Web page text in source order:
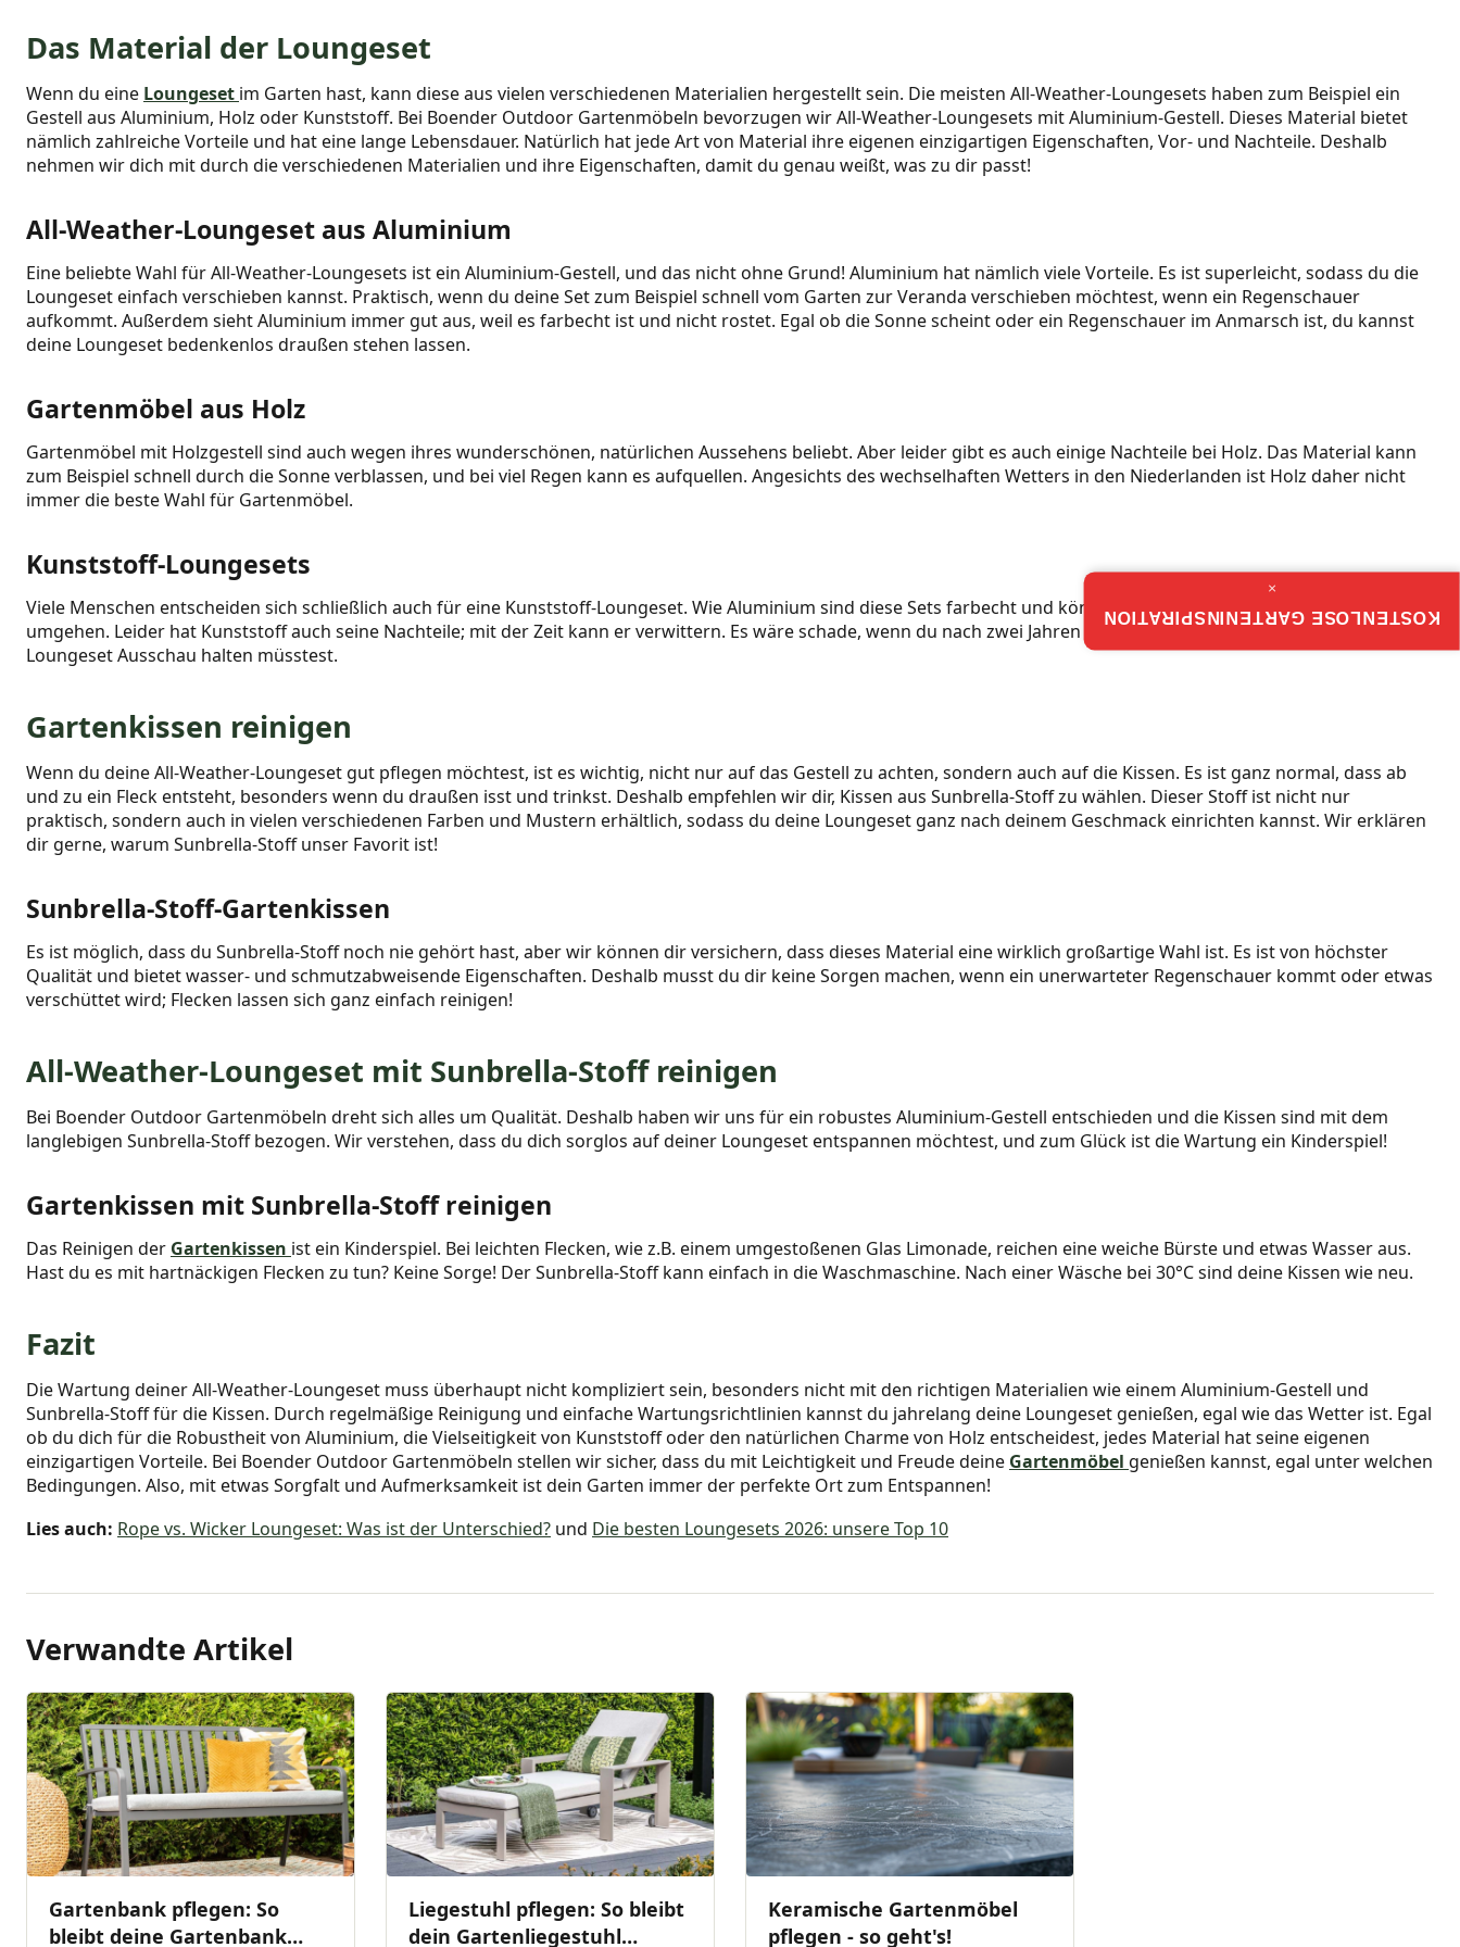
Das Material der Loungeset
Wenn du eine Loungeset im Garten hast, kann diese aus vielen verschiedenen Materialien hergestellt sein. Die meisten All-Weather-Loungesets haben zum Beispiel ein
Gestell aus Aluminium, Holz oder Kunststoff. Bei Boender Outdoor Gartenmöbeln bevorzugen wir All-Weather-Loungesets mit Aluminium-Gestell. Dieses Material bietet
nämlich zahlreiche Vorteile und hat eine lange Lebensdauer. Natürlich hat jede Art von Material ihre eigenen einzigartigen Eigenschaften, Vor- und Nachteile. Deshalb
nehmen wir dich mit durch die verschiedenen Materialien und ihre Eigenschaften, damit du genau weißt, was zu dir passt!
All-Weather-Loungeset aus Aluminium
Eine beliebte Wahl für All-Weather-Loungesets ist ein Aluminium-Gestell, und das nicht ohne Grund! Aluminium hat nämlich viele Vorteile. Es ist superleicht, sodass du die
Loungeset einfach verschieben kannst. Praktisch, wenn du deine Set zum Beispiel schnell vom Garten zur Veranda verschieben möchtest, wenn ein Regenschauer
aufkommt. Außerdem sieht Aluminium immer gut aus, weil es farbecht ist und nicht rostet. Egal ob die Sonne scheint oder ein Regenschauer im Anmarsch ist, du kannst
deine Loungeset bedenkenlos draußen stehen lassen.
Gartenmöbel aus Holz
Gartenmöbel mit Holzgestell sind auch wegen ihres wunderschönen, natürlichen Aussehens beliebt. Aber leider gibt es auch einige Nachteile bei Holz. Das Material kann
zum Beispiel schnell durch die Sonne verblassen, und bei viel Regen kann es aufquellen. Angesichts des wechselhaften Wetters in den Niederlanden ist Holz daher nicht
immer die beste Wahl für Gartenmöbel.
Kunststoff-Loungesets
Viele Menschen entscheiden sich schließlich auch für eine Kunststoff-Loungeset. Wie Aluminium sind diese Sets farbecht und können mit kräftigen Regenschauern
umgehen. Leider hat Kunststoff auch seine Nachteile; mit der Zeit kann er verwittern. Es wäre schade, wenn du nach zwei Jahren schon wieder nach einer neuen
Loungeset Ausschau halten müsstest.
Gartenkissen reinigen
Wenn du deine All-Weather-Loungeset gut pflegen möchtest, ist es wichtig, nicht nur auf das Gestell zu achten, sondern auch auf die Kissen. Es ist ganz normal, dass ab
und zu ein Fleck entsteht, besonders wenn du draußen isst und trinkst. Deshalb empfehlen wir dir, Kissen aus Sunbrella-Stoff zu wählen. Dieser Stoff ist nicht nur
praktisch, sondern auch in vielen verschiedenen Farben und Mustern erhältlich, sodass du deine Loungeset ganz nach deinem Geschmack einrichten kannst. Wir erklären
dir gerne, warum Sunbrella-Stoff unser Favorit ist!
Sunbrella-Stoff-Gartenkissen
Es ist möglich, dass du Sunbrella-Stoff noch nie gehört hast, aber wir können dir versichern, dass dieses Material eine wirklich großartige Wahl ist. Es ist von höchster
Qualität und bietet wasser- und schmutzabweisende Eigenschaften. Deshalb musst du dir keine Sorgen machen, wenn ein unerwarteter Regenschauer kommt oder etwas
verschüttet wird; Flecken lassen sich ganz einfach reinigen!
All-Weather-Loungeset mit Sunbrella-Stoff reinigen
Bei Boender Outdoor Gartenmöbeln dreht sich alles um Qualität. Deshalb haben wir uns für ein robustes Aluminium-Gestell entschieden und die Kissen sind mit dem
langlebigen Sunbrella-Stoff bezogen. Wir verstehen, dass du dich sorglos auf deiner Loungeset entspannen möchtest, und zum Glück ist die Wartung ein Kinderspiel!
Gartenkissen mit Sunbrella-Stoff reinigen
Das Reinigen der Gartenkissen ist ein Kinderspiel. Bei leichten Flecken, wie z.B. einem umgestoßenen Glas Limonade, reichen eine weiche Bürste und etwas Wasser aus.
Hast du es mit hartnäckigen Flecken zu tun? Keine Sorge! Der Sunbrella-Stoff kann einfach in die Waschmaschine. Nach einer Wäsche bei 30°C sind deine Kissen wie neu.
Fazit
Die Wartung deiner All-Weather-Loungeset muss überhaupt nicht kompliziert sein, besonders nicht mit den richtigen Materialien wie einem Aluminium-Gestell und
Sunbrella-Stoff für die Kissen. Durch regelmäßige Reinigung und einfache Wartungsrichtlinien kannst du jahrelang deine Loungeset genießen, egal wie das Wetter ist. Egal
ob du dich für die Robustheit von Aluminium, die Vielseitigkeit von Kunststoff oder den natürlichen Charme von Holz entscheidest, jedes Material hat seine eigenen
einzigartigen Vorteile. Bei Boender Outdoor Gartenmöbeln stellen wir sicher, dass du mit Leichtigkeit und Freude deine Gartenmöbel genießen kannst, egal unter welchen
Bedingungen. Also, mit etwas Sorgfalt und Aufmerksamkeit ist dein Garten immer der perfekte Ort zum Entspannen!
Lies auch: Rope vs. Wicker Loungeset: Was ist der Unterschied? und Die besten Loungesets 2026: unsere Top 10
Verwandte Artikel
Gartenbank pflegen: So
bleibt deine Gartenbank
Liegestuhl pflegen: So bleibt
dein Gartenliegestuhl
Keramische Gartenmöbel
pflegen - so geht's!
KOSTENLOSE GARTENINSPIRATION
×